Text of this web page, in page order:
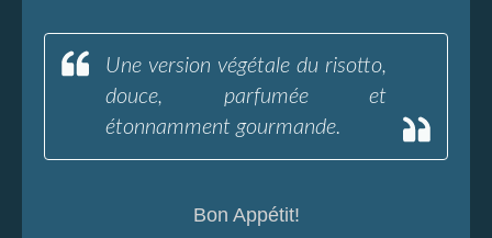
Une version végétale du risotto,
douce, parfumée et
étonnamment gourmande.
Bon Appétit!